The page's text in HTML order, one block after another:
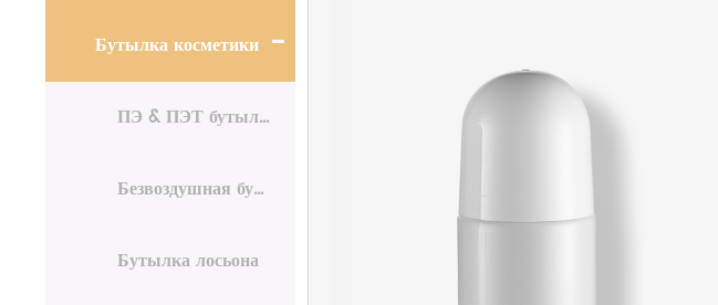
Бутылка косметики
ПЭ & ПЭТ бутылка
Безвоздушная бутылка
Бутылка лосьона